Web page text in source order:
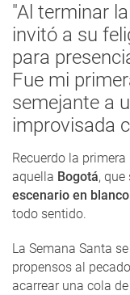
"Al terminar
invitó a su
para
Fue mi
semejante a
improvisada
Recuerdo la
aquella Bogotá,
escenario en
todo sentido.
La Semana Santa
propensos al
acarrear una cola